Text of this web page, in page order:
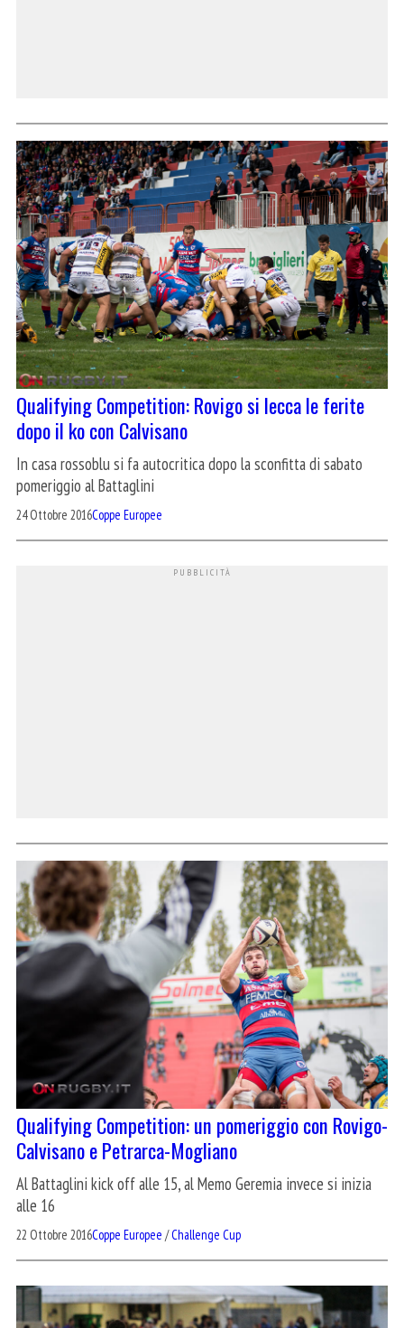
Qualifying Competition: Rovigo si lecca le ferite
dopo il ko con Calvisano
In casa rossoblu si fa autocritica dopo la sconfitta di sabato
pomeriggio al Battaglini
24 Ottobre 2016Coppe Europee
Qualifying Competition: un pomeriggio con Rovigo-
Calvisano e Petrarca-Mogliano
Al Battaglini kick off alle 15, al Memo Geremia invece si inizia
alle 16
22 Ottobre 2016Coppe Europee /Challenge Cup